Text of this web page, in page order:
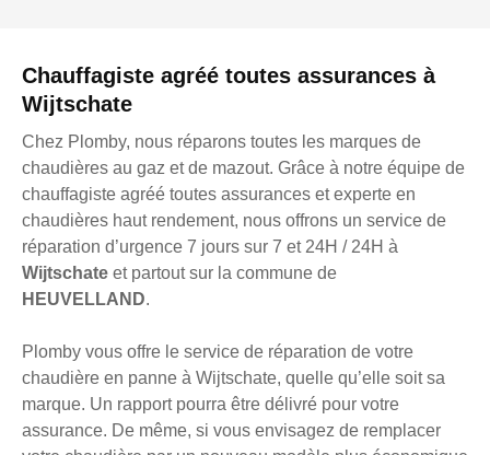
Chauffagiste agréé toutes assurances à
Wijtschate
Chez Plomby, nous réparons toutes les marques de
chaudières au gaz et de mazout. Grâce à notre équipe de
chauffagiste agréé toutes assurances et experte en
chaudières haut rendement, nous offrons un service de
réparation d’urgence 7 jours sur 7 et 24H / 24H à
Wijtschate et partout sur la commune de
HEUVELLAND.
Plomby vous offre le service de réparation de votre
chaudière en panne à Wijtschate, quelle qu’elle soit sa
marque. Un rapport pourra être délivré pour votre
assurance. De même, si vous envisagez de remplacer